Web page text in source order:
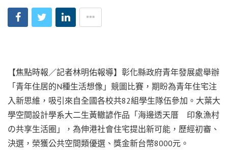
【焦點時報／記者林明佑報導】彰化縣政府青年發展處舉辦
「青年住居的N種生活想像」競圖比賽，期盼為青年住宅注
入新思維，吸引來自全國各校共82組學生隊伍參加。大葉大
學空間設計學系大二生黃轍諺作品「海邊透天厝 印象漁村
の共享生活圈」，為伸港社會住宅提出新可能，歷經初審、
決選，榮獲公共空間類優選、獎金新台幣8000元。